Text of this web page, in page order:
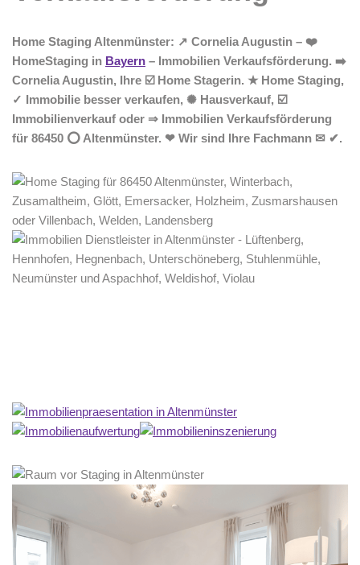
Home Staging Altenmünster: ↗️ Cornelia Augustin – ❤️
HomeStaging in Bayern – Immobilien Verkaufsförderung. ➡️
Cornelia Augustin, Ihre ☑️ Home Stagerin. ★ Home Staging,
✓ Immobilie besser verkaufen, ✺ Hausverkauf, ☑️
Immobilienverkauf oder ⇒ Immobilien Verkaufsförderung
für 86450 ⭕ Altenmünster. ❤ Wir sind Ihre Fachmann ✉ ✔.